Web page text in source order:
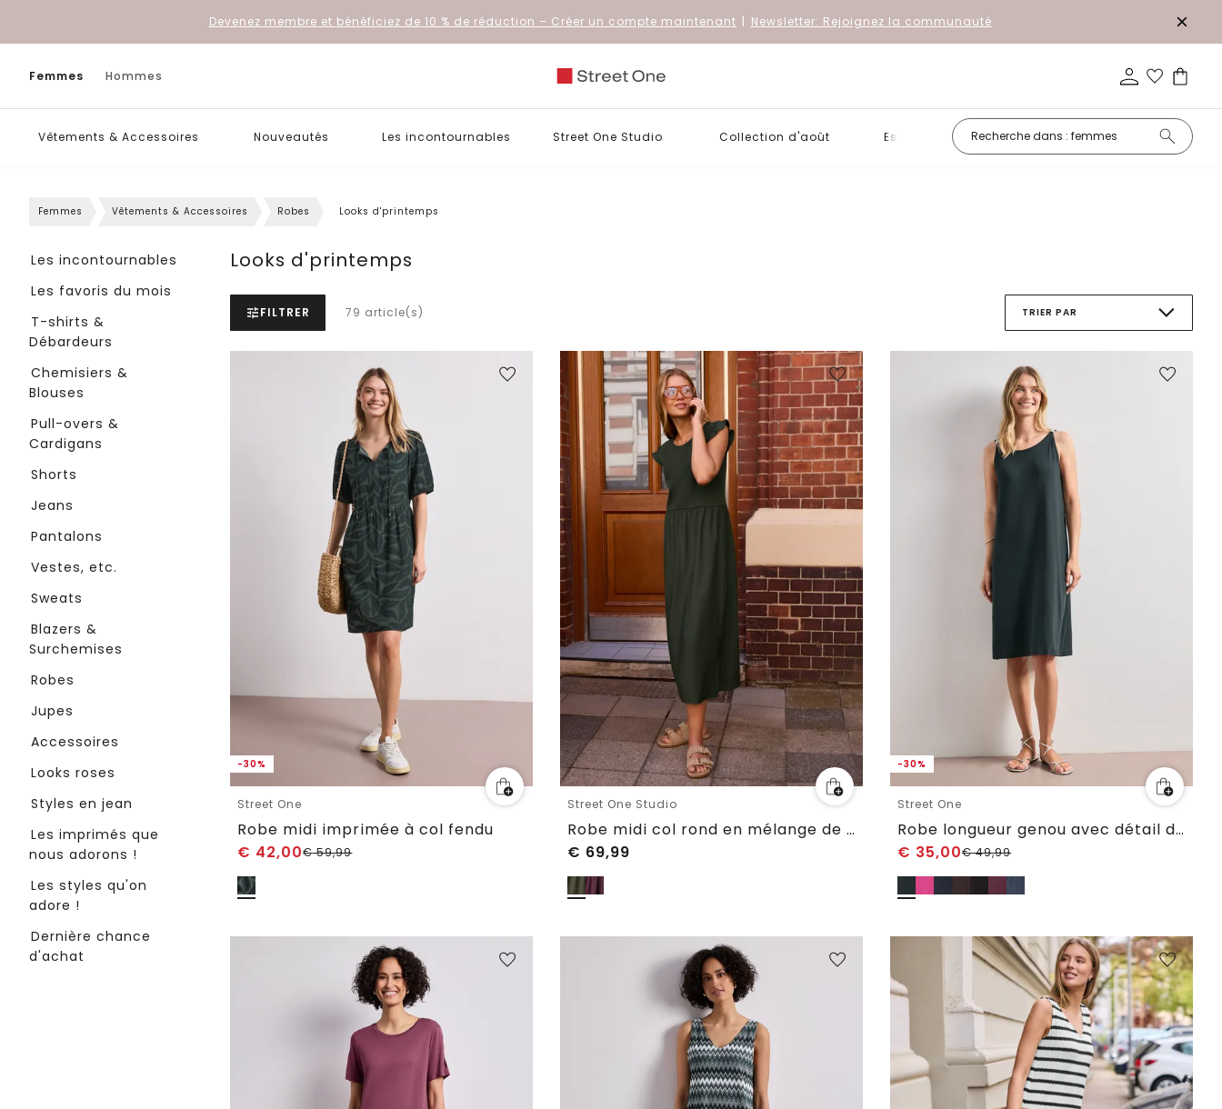
Devenez membre et bénéficiez de 10 % de réduction – Créer un compte maintenant | Newsletter: Rejoignez la communauté
Femmes Hommes
Vêtements & Accessoires Nouveautés Les incontournables Street One Studio Collection d'août Essentiels Promotion
Femmes Vêtements & Accessoires Robes Looks d'printemps
Les incontournables
Les favoris du mois
T-shirts &
Débardeurs
Chemisiers &
Blouses
Pull-overs &
Cardigans
Shorts
Jeans
Pantalons
Vestes, etc.
Sweats
Blazers &
Surchemises
Robes
Jupes
Accessoires
Looks roses
Styles en jean
Les imprimés que
nous adorons !
Les styles qu'on
adore !
Dernière chance
d'achat
Looks d'printemps
FILTRER 79 article(s) TRIER PAR
-30%
Street One
Robe midi imprimée à col fendu
€ 42,00€59,99
Street One Studio
Robe midi col rond en mélange de matières
€ 69,99
-30%
Street One
Robe longueur genou avec détail de boucle
€ 35,00€49,99